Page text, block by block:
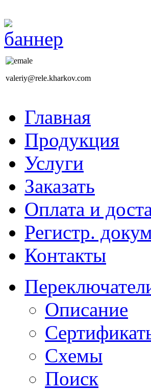
valeriy@rele.kharkov.com
Главная
Продукция
Услуги
Заказать
Оплата и
Регистр.
Контакты
Описание
Схемы
Поиск